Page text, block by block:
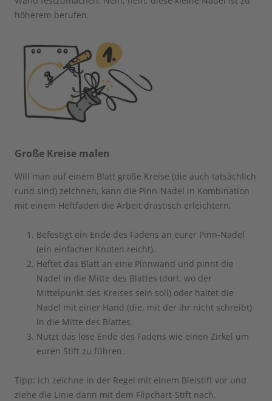
höherem berufen.
Große Kreise malen
Will man auf einem Blatt große Kreise (die auch tatsächlich
rund sind) zeichnen, kann die Pinn-Nadel in Kombination
mit einem Heftfaden die Arbeit drastisch erleichtern.
Befestigt ein Ende des Fadens an eurer Pinn-Nadel
(ein einfacher Knoten reicht).
Heftet das Blatt an eine Pinnwand und pinnt die
Nadel in die Mitte des Blattes (dort, wo der
Mittelpunkt des Kreises sein soll) oder haltet die
Nadel mit einer Hand (die, mit der ihr nicht schreibt)
in die Mitte des Blattes.
Nutzt das lose Ende des Fadens wie einen Zirkel um
euren Stift zu führen.
Tipp: ich zeichne in der Regel mit einem Bleistift vor und
ziehe die Linie dann mit dem Flipchart-Stift nach.